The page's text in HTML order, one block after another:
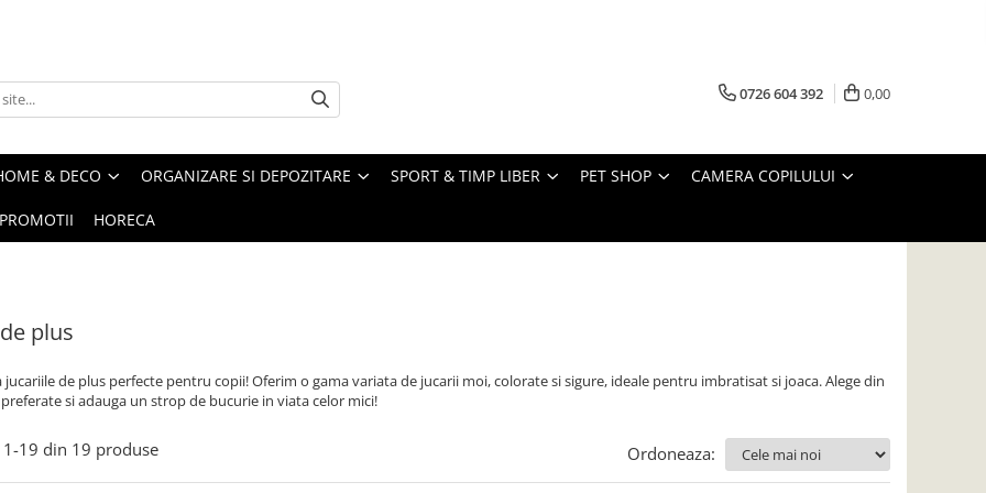
0726 604 392 0,00
& DECO ORGANIZARE SI DEPOZITARE SPORT & TIMP LIBER PET SHOP CAMERA COPILULUI
PROMOTII HORECA
plus
jucariile de plus perfecte pentru copii! Oferim o gama variata de jucarii moi, colorate si sigure, ideale pentru imbratisat si joaca. Alege din
si adauga un strop de bucurie in viata celor mici!
1-19 din 19 produse Ordoneaza: